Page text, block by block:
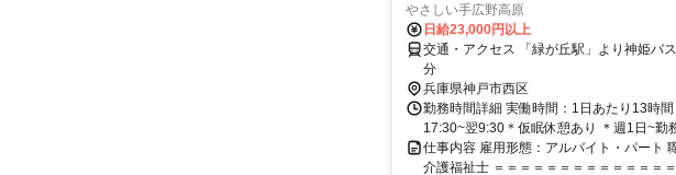
やさしい手広野高原
日給23,000円以上
交通・アクセス 「緑が丘駅」より神姫バ
分
兵庫県神戸市西区
勤務時間詳細 実働時間：1日あたり13時
17:30~翌9:30＊仮眠休憩あり ＊週1日~勤
仕事内容 雇用形態：アルバイト・パート
介護福祉士 ＝＝＝＝＝＝＝＝＝＝＝＝＝